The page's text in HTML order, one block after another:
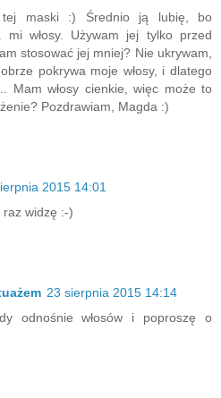
tej maski :) Średnio ją lubię, bo
mi włosy. Używam jej tylko przed
stosować jej mniej? Nie ukrywam,
pokrywa moje włosy, i dlatego
Mam włosy cienkie, więc może to
Pozdrawiam, Magda :)
2015 14:01
raz widzę :-)
23 sierpnia 2015 14:14
odnośnie włosów i poproszę o